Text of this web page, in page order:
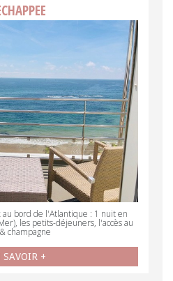
bord de l'Atlantique : 1 nuit en
les petits-déjeuners, l'accès au
champagne
SAVOIR +